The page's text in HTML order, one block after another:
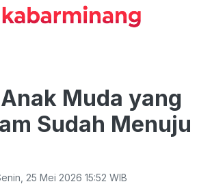
Muda yang
Sudah Menuju
25 Mei 2026 15:52 WIB